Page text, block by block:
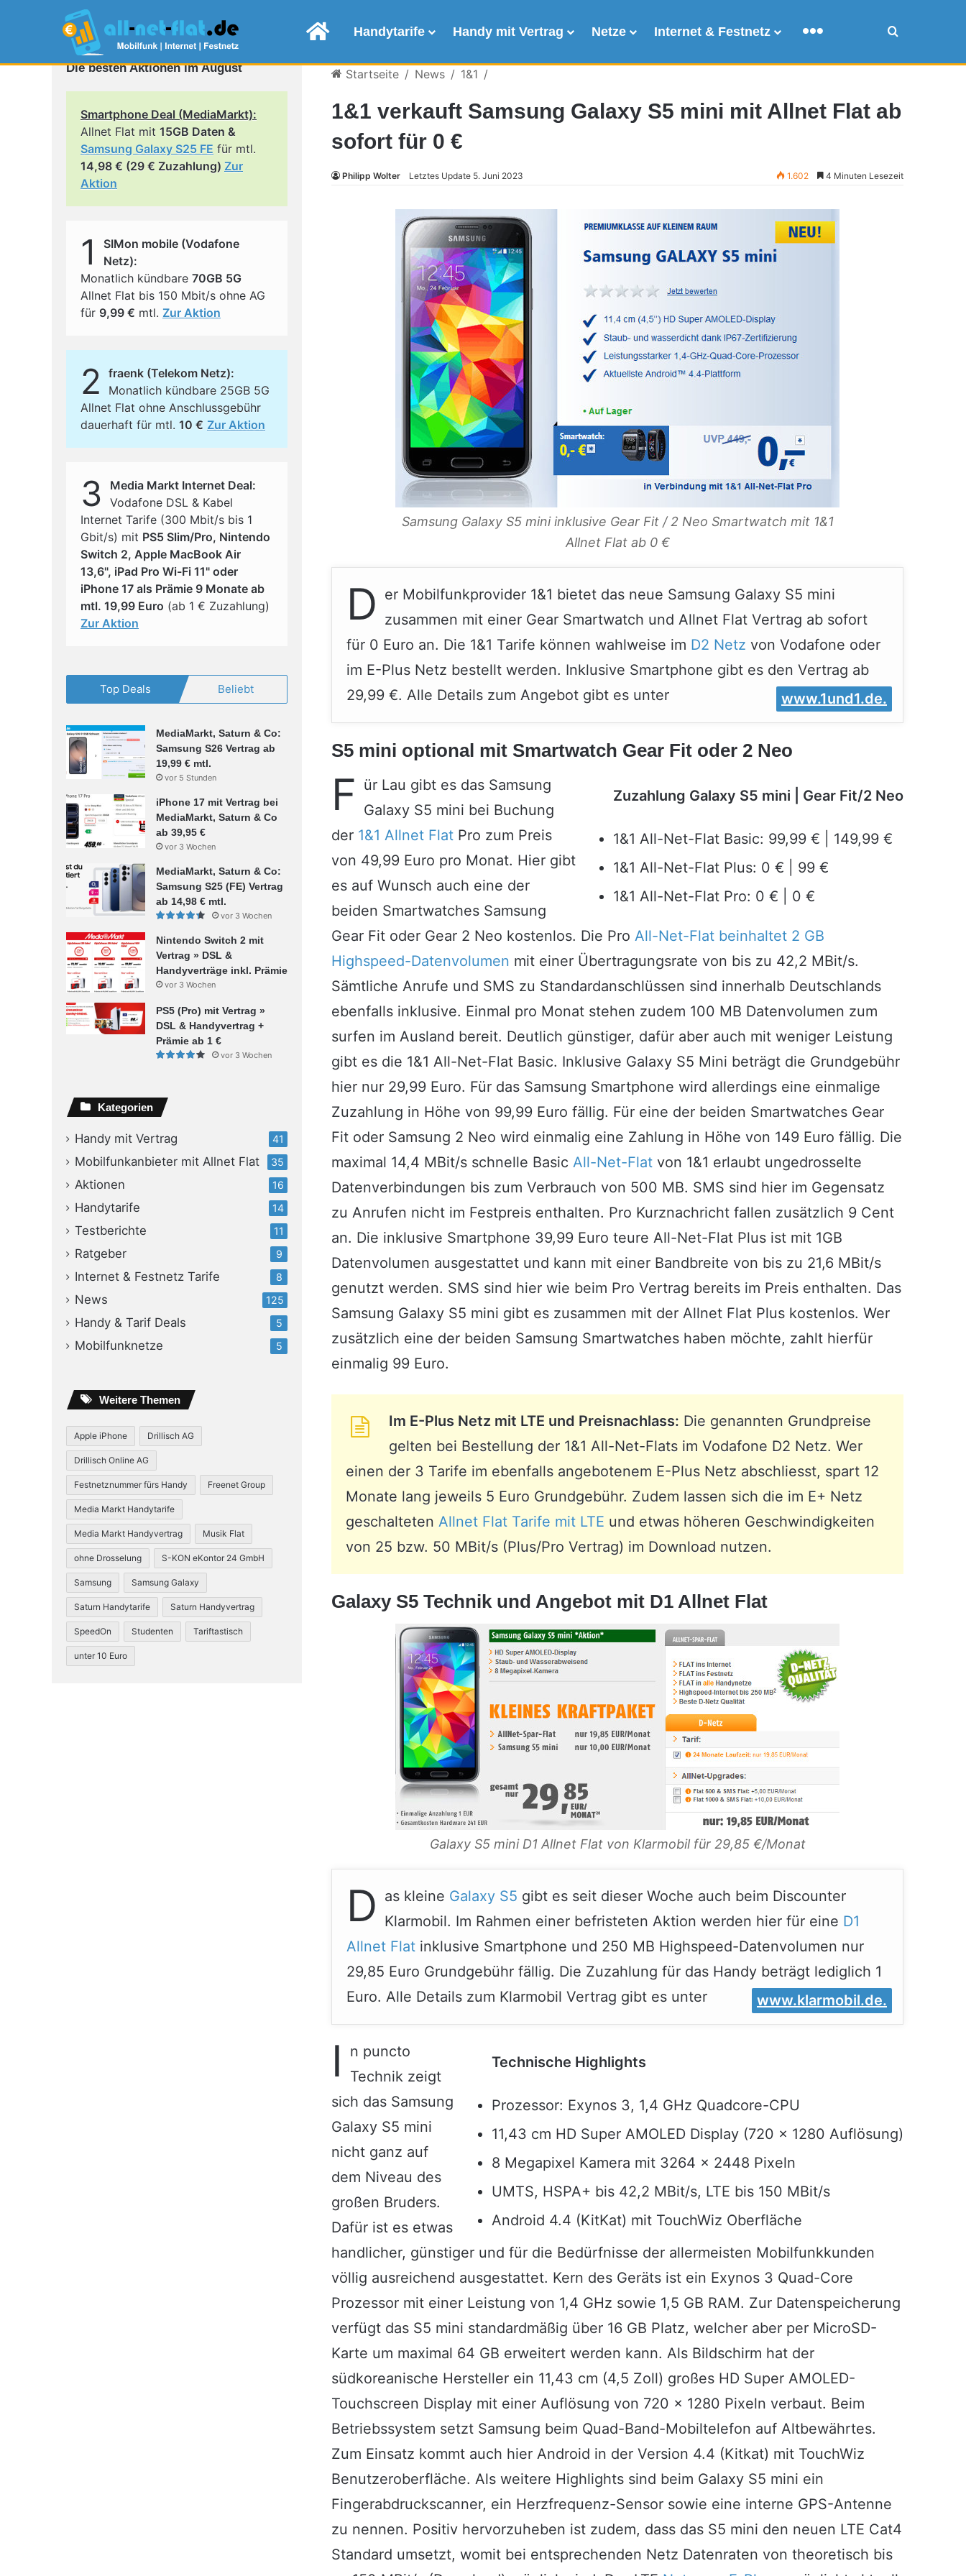
Allnet Flat Vergleich
Handytarife Handy mit Vertrag Netze Internet & Festnetz Suche
Startseite / News / 1&1 /
1&1 verkauft Samsung Galaxy S5 mini mit Allnet Flat ab
sofort für 0 €
Philipp Wolter Letztes Update 5. Juni 2023 1.602 4 Minuten Lesezeit
Samsung Galaxy S5 mini inklusive Gear Fit / 2 Neo Smartwatch mit 1&1
Allnet Flat ab 0 €
D er Mobilfunkprovider 1&1 bietet das neue Samsung Galaxy S5 mini
zusammen mit einer Gear Smartwatch und Allnet Flat Vertrag ab sofort
für 0 Euro an. Die 1&1 Tarife können wahlweise im D2 Netz von Vodafone oder
im E-Plus Netz bestellt werden. Inklusive Smartphone gibt es den Vertrag ab
29,99 €. Alle Details zum Angebot gibt es unter
www.1und1.de.
S5 mini optional mit Smartwatch Gear Fit oder 2 Neo
Zuzahlung Galaxy S5 mini | Gear Fit/2 Neo
1&1 All-Net-Flat Basic: 99,99 € | 149,99 €
1&1 All-Net-Flat Plus: 0 € | 99 €
1&1 All-Net-Flat Pro: 0 € | 0 €
F ür Lau gibt es das Samsung
Galaxy S5 mini bei Buchung
der 1&1 Allnet Flat Pro zum Preis
von 49,99 Euro pro Monat. Hier gibt
es auf Wunsch auch eine der
beiden Smartwatches Samsung
Gear Fit oder Gear 2 Neo kostenlos. Die Pro All-Net-Flat beinhaltet 2 GB
Highspeed-Datenvolumen mit einer Übertragungsrate von bis zu 42,2 MBit/s.
Sämtliche Anrufe und SMS zu Standardanschlüssen sind innerhalb Deutschlands
ebenfalls inklusive. Einmal pro Monat stehen zudem 100 MB Datenvolumen zum
surfen im Ausland bereit. Deutlich günstiger, dafür aber auch mit weniger Leistung
gibt es die 1&1 All-Net-Flat Basic. Inklusive Galaxy S5 Mini beträgt die Grundgebühr
hier nur 29,99 Euro. Für das Samsung Smartphone wird allerdings eine einmalige
Zuzahlung in Höhe von 99,99 Euro fällig. Für eine der beiden Smartwatches Gear
Fit oder Samsung 2 Neo wird einmalig eine Zahlung in Höhe von 149 Euro fällig. Die
maximal 14,4 MBit/s schnelle Basic All-Net-Flat von 1&1 erlaubt ungedrosselte
Datenverbindungen bis zum Verbrauch von 500 MB. SMS sind hier im Gegensatz
zu Anrufen nicht im Festpreis enthalten. Pro Kurznachricht fallen zusätzlich 9 Cent
an. Die inklusive Smartphone 39,99 Euro teure All-Net-Flat Plus ist mit 1GB
Datenvolumen ausgestattet und kann mit einer Bandbreite von bis zu 21,6 MBit/s
genutzt werden. SMS sind hier wie beim Pro Vertrag bereits im Preis enthalten. Das
Samsung Galaxy S5 mini gibt es zusammen mit der Allnet Flat Plus kostenlos. Wer
zusätzlich eine der beiden Samsung Smartwatches haben möchte, zahlt hierfür
einmalig 99 Euro.
Im E-Plus Netz mit LTE und Preisnachlass: Die genannten Grundpreise
gelten bei Bestellung der 1&1 All-Net-Flats im Vodafone D2 Netz. Wer
einen der 3 Tarife im ebenfalls angebotenem E-Plus Netz abschliesst, spart 12
Monate lang jeweils 5 Euro Grundgebühr. Zudem lassen sich die im E+ Netz
geschalteten Allnet Flat Tarife mit LTE und etwas höheren Geschwindigkeiten
von 25 bzw. 50 MBit/s (Plus/Pro Vertrag) im Download nutzen.
Galaxy S5 Technik und Angebot mit D1 Allnet Flat
Galaxy S5 mini D1 Allnet Flat von Klarmobil für 29,85 €/Monat
D as kleine Galaxy S5 gibt es seit dieser Woche auch beim Discounter
Klarmobil. Im Rahmen einer befristeten Aktion werden hier für eine D1
Allnet Flat inklusive Smartphone und 250 MB Highspeed-Datenvolumen nur
29,85 Euro Grundgebühr fällig. Die Zuzahlung für das Handy beträgt lediglich 1
Euro. Alle Details zum Klarmobil Vertrag gibt es unter
www.klarmobil.de.
Technische Highlights
Prozessor: Exynos 3, 1,4 GHz Quadcore-CPU
11,43 cm HD Super AMOLED Display (720 x 1280 Auflösung)
8 Megapixel Kamera mit 3264 x 2448 Pixeln
UMTS, HSPA+ bis 42,2 MBit/s, LTE bis 150 MBit/s
Android 4.4 (KitKat) mit TouchWiz Oberfläche
I
n puncto
Technik zeigt
sich das Samsung
Galaxy S5 mini
nicht ganz auf
dem Niveau des
großen Bruders.
Dafür ist es etwas
handlicher, günstiger und für die Bedürfnisse der allermeisten Mobilfunkkunden
völlig ausreichend ausgestattet. Kern des Geräts ist ein Exynos 3 Quad-Core
Prozessor mit einer Leistung von 1,4 GHz sowie 1,5 GB RAM. Zur Datenspeicherung
verfügt das S5 mini standardmäßig über 16 GB Platz, welcher aber per MicroSD-
Karte um maximal 64 GB erweitert werden kann. Als Bildschirm hat der
südkoreanische Hersteller ein 11,43 cm (4,5 Zoll) großes HD Super AMOLED-
Touchscreen Display mit einer Auflösung von 720 x 1280 Pixeln verbaut. Beim
Betriebssystem setzt Samsung beim Quad-Band-Mobiltelefon auf Altbewährtes.
Zum Einsatz kommt auch hier Android in der Version 4.4 (Kitkat) mit TouchWiz
Benutzeroberfläche. Als weitere Highlights sind beim Galaxy S5 mini ein
Fingerabdruckscanner, ein Herzfrequenz-Sensor sowie eine interne GPS-Antenne
zu nennen. Positiv hervorzuheben ist zudem, dass das S5 mini den neuen LTE Cat4
Standard umsetzt, womit bei entsprechenden Netz Datenraten von theoretisch bis
Die besten Aktionen im August
Smartphone Deal (MediaMarkt):
Allnet Flat mit 15GB Daten &
Samsung Galaxy S25 FE für mtl.
14,98 € (29 € Zuzahlung) Zur
Aktion
1
SIMon mobile (Vodafone
Netz):
Monatlich kündbare 70GB 5G
Allnet Flat bis 150 Mbit/s ohne AG
für 9,99 € mtl. Zur Aktion
2
fraenk (Telekom Netz):
Monatlich kündbare 25GB 5G
Allnet Flat ohne Anschlussgebühr
dauerhaft für mtl. 10 € Zur Aktion
3
Media Markt Internet Deal:
Vodafone DSL & Kabel
Internet Tarife (300 Mbit/s bis 1
Gbit/s) mit PS5 Slim/Pro, Nintendo
Switch 2, Apple MacBook Air
13,6", iPad Pro Wi-Fi 11" oder
iPhone 17 als Prämie 9 Monate ab
mtl. 19,99 Euro (ab 1 € Zuzahlung)
Zur Aktion
Top Deals Beliebt
MediaMarkt, Saturn & Co:
Samsung S26 Vertrag ab
19,99 € mtl.
vor 5 Stunden
iPhone 17 mit Vertrag bei
MediaMarkt, Saturn & Co
ab 39,95 €
vor 3 Wochen
MediaMarkt, Saturn & Co:
Samsung S25 (FE) Vertrag
ab 14,98 € mtl.
vor 3 Wochen
Nintendo Switch 2 mit
Vertrag » DSL &
Handyverträge inkl. Prämie
vor 3 Wochen
PS5 (Pro) mit Vertrag »
DSL & Handyvertrag +
Prämie ab 1 €
vor 3 Wochen
Kategorien
Handy mit Vertrag 41
Mobilfunkanbieter mit Allnet Flat 35
Aktionen 16
Handytarife 14
Testberichte 11
Ratgeber 9
Internet & Festnetz Tarife 8
News 125
Handy & Tarif Deals 5
Mobilfunknetze 5
Weitere Themen
Apple iPhone Drillisch AG
Drillisch Online AG
Festnetznummer fürs Handy Freenet Group
Media Markt Handytarife
Media Markt Handyvertrag Musik Flat
ohne Drosselung S-KON eKontor 24 GmbH
Samsung Samsung Galaxy
Saturn Handytarife Saturn Handyvertrag
SpeedOn Studenten Tariftastisch
unter 10 Euro